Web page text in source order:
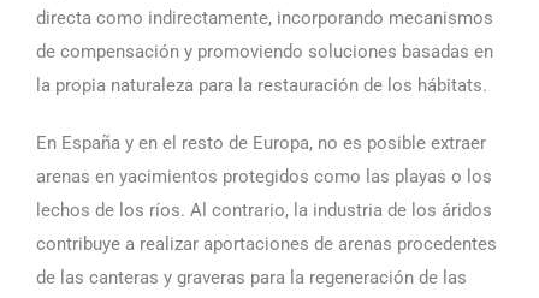
directa como indirectamente, incorporando mecanismos
de compensación y promoviendo soluciones basadas en
la propia naturaleza para la restauración de los hábitats.
En España y en el resto de Europa, no es posible extraer
arenas en yacimientos protegidos como las playas o los
lechos de los ríos. Al contrario, la industria de los áridos
contribuye a realizar aportaciones de arenas procedentes
de las canteras y graveras para la regeneración de las